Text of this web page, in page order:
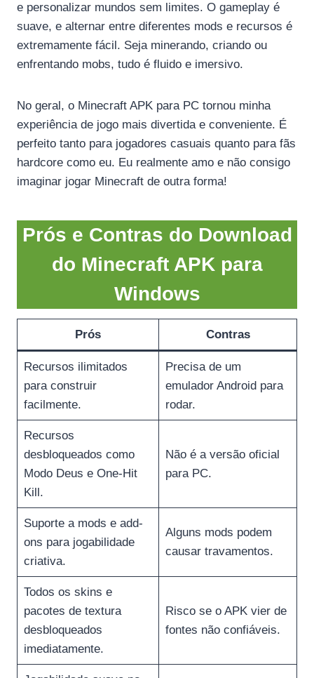
e personalizar mundos sem limites. O gameplay é
suave, e alternar entre diferentes mods e recursos é
extremamente fácil. Seja minerando, criando ou
enfrentando mobs, tudo é fluido e imersivo.
No geral, o Minecraft APK para PC tornou minha
experiência de jogo mais divertida e conveniente. É
perfeito tanto para jogadores casuais quanto para fãs
hardcore como eu. Eu realmente amo e não consigo
imaginar jogar Minecraft de outra forma!
Prós e Contras do Download
do Minecraft APK para
Windows
Prós Contras
Recursos ilimitados
para construir
facilmente.
Precisa de um
emulador Android para
rodar.
Recursos
desbloqueados como
Modo Deus e One-Hit
Kill.
Não é a versão oficial
para PC.
Suporte a mods e add-
ons para jogabilidade
criativa.
Alguns mods podem
causar travamentos.
Todos os skins e
pacotes de textura
desbloqueados
imediatamente.
Risco se o APK vier de
fontes não confiáveis.